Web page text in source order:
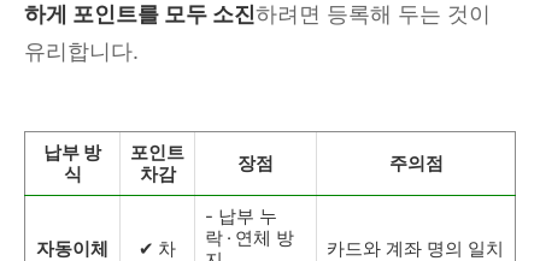
하게 포인트를 모두 소진하려면 등록해 두는 것이
유리합니다.
납부 방
식
포인트
차감
장점 주의점
자동이체
✔ 차
- 납부 누
락 · 연체 방
카드와 계좌 명의 일치